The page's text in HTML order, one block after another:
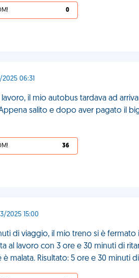
0
06:31
il mio autobus tardava ad
salito e dopo aver pagato il
36
2025 15:00
di viaggio, il mio treno si è
al lavoro con 3 ore e 30 minuti di
malata. Risultato: 5 ore e 30 minuti